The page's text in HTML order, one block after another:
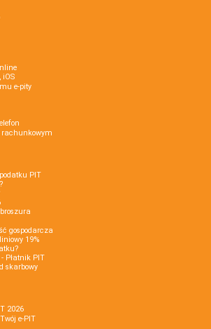
iOS
e-pity
rachunkowym
PIT
gospodarcza
19%
- Płatnik PIT
skarbowy
2026
e-PIT